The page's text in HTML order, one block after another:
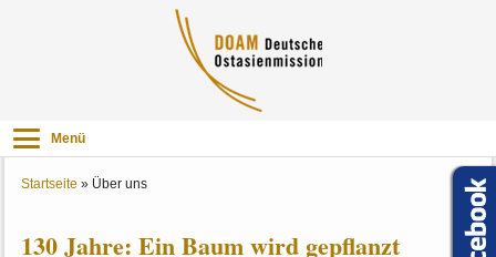
Menü
Startseite » Über uns
130 Jahre: Ein Baum wird gepflanzt